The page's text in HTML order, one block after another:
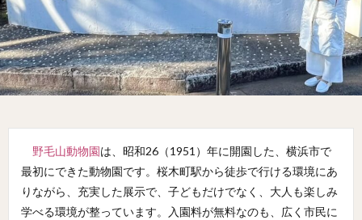
野毛山動物園は、昭和26（1951）年に開園した、横浜市で
最初にできた動物園です。桜木町駅から徒歩で行ける環境にあ
りながら、充実した展示で、子どもだけでなく、大人も楽しみ
学べる環境が整っています。入園料が無料なのも、広く市民に